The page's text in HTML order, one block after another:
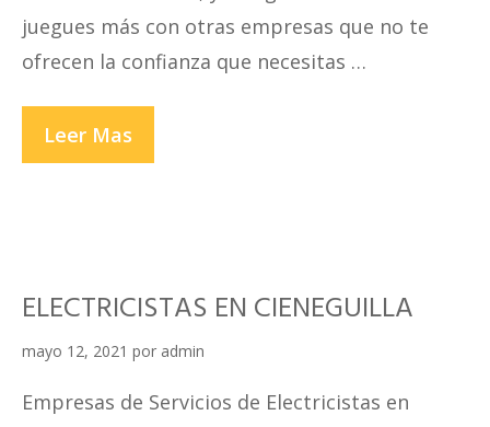
juegues más con otras empresas que no te
ofrecen la confianza que necesitas …
Leer Mas
EN
ELECTRICISTAS EN CIENEGUILLA
mayo 12, 2021 por admin
Empresas de Servicios de Electricistas en